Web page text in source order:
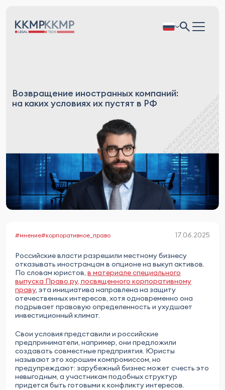
Возвращение иностранных компаний:
на каких условиях их пустят в РФ
#мнение#корпоративное_право 17.06.2025
Российские власти разрешили местному бизнесу
отказывать иностранцам в опционе на выкуп активов.
По словам юристов, в материале специального
выпуска Право.ру, посвященного корпоративному
праву, эта инициатива направлена на защиту
отечественных интересов, хотя одновременно она
подрывает правовую определенность и ухудшает
инвестиционный климат.
Свои условия представили и российские
предприниматели, например, они предложили
создавать совместные предприятия. Юристы
называют это хорошим компромиссом, но
предупреждают: зарубежный бизнес может счесть это
невыгодным, а участникам подобных структур
придется быть готовыми к конфликту интересов.